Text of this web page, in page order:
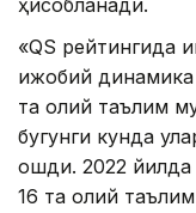
ҳисобланади.
«QS рейтингида
ижобий динамика
та олий таълим
бугунги кунда
ошди. 2022 йилда
16 та олий